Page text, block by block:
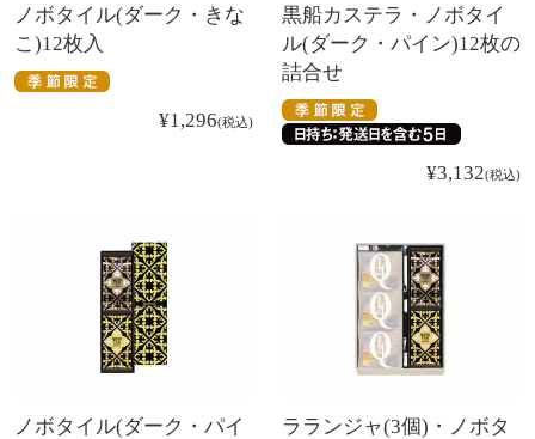
ノボタイル(ダーク・きな
こ)12枚入
¥1,296 税込
黒船カステラ・ノボタイ
ル(ダーク・パイン)12枚の
詰合せ
¥3,132 税込
ノボタイル(ダーク・パイ
ラランジャ(3個)・ノボタ